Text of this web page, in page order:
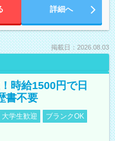
詳細へ
掲載日：2026.08.03
時給1500円で日
書不要
大学生歓迎
ブランクOK